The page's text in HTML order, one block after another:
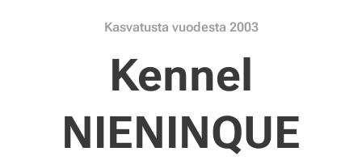
Kasvatusta vuodesta 2003
Kennel
NIENINQUE